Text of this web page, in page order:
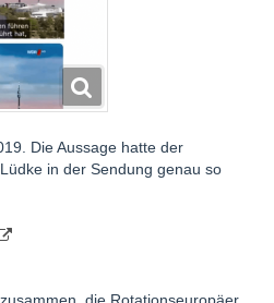
Die Aussage hatte der
in der Sendung genau so